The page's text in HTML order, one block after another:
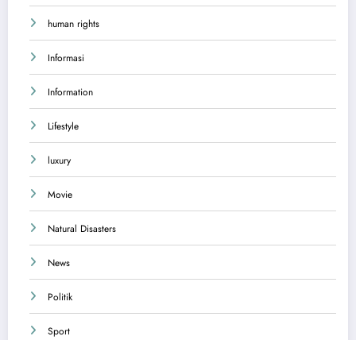
human rights
Informasi
Information
Lifestyle
luxury
Movie
Natural Disasters
News
Politik
Sport